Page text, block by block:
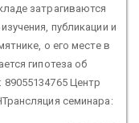
затрагиваются
публикации и
о его месте в
гипотеза об
Центр
семинара: